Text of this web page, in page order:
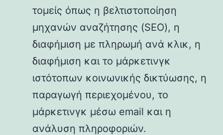
τομείς όπως η βελτιστοποίηση
μηχανών αναζήτησης (SEO), η
διαφήμιση με πληρωμή ανά κλικ, η
διαφήμιση και το μάρκετινγκ
ιστότοπων κοινωνικής δικτύωσης, η
παραγωγή περιεχομένου, το
μάρκετινγκ μέσω email και η
ανάλυση πληροφοριών.